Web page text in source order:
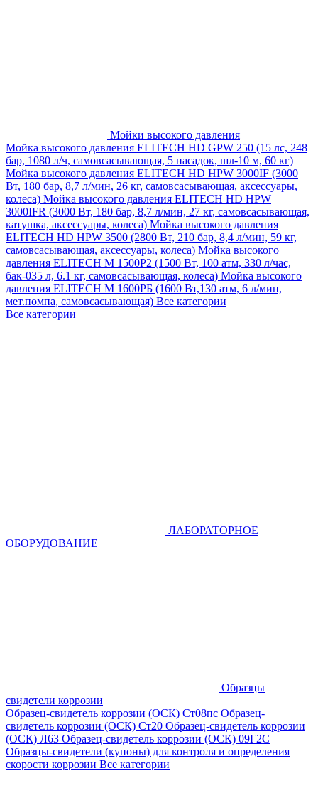
Мойки высокого давления
Мойка высокого давления ELITECH HD GPW 250 (15 лс, 248
бар, 1080 л/ч, самовсасывающая, 5 насадок, шл-10 м, 60 кг)
Мойка высокого давления ELITECH HD HPW 3000IF (3000
Вт, 180 бар, 8,7 л/мин, 26 кг, самовсасывающая, аксессуары,
колеса) Мойка высокого давления ELITECH HD HPW
3000IFR (3000 Вт, 180 бар, 8,7 л/мин, 27 кг, самовсасывающая,
катушка, аксессуары, колеса) Мойка высокого давления
ELITECH HD HPW 3500 (2800 Вт, 210 бар, 8,4 л/мин, 59 кг,
самовсасывающая, аксессуары, колеса) Мойка высокого
давления ELITECH M 1500P2 (1500 Вт, 100 атм, 330 л/час,
бак-035 л, 6.1 кг, самовсасывающая, колеса) Мойка высокого
давления ELITECH М 1600РБ (1600 Вт,130 атм, 6 л/мин,
мет.помпа, самовсасывающая) Все категории
Все категории
ЛАБОРАТОРНОЕ
ОБОРУДОВАНИЕ
Образцы
свидетели коррозии
Образец-свидетель коррозии (ОСК) Ст08пс Образец-
свидетель коррозии (ОСК) Ст20 Образец-свидетель коррозии
(ОСК) Л63 Образец-свидетель коррозии (ОСК) 09Г2С
Образцы-свидетели (купоны) для контроля и определения
скорости коррозии Все категории